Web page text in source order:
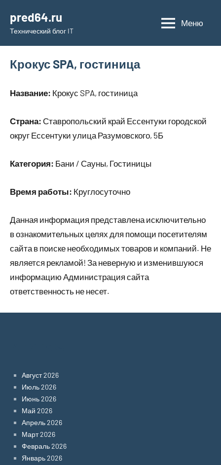
содержимому
pred64.ru
Технический блог IT
Меню
Крокус SPA, гостиница
Название: Крокус SPA, гостиница
Страна: Ставропольский край Ессентуки городской
округ Ессентуки улица Разумовского, 5Б
Категория: Бани / Сауны, Гостиницы
Время работы: Круглосуточно
Данная информация представлена исключительно
в ознакомительных целях для помощи посетителям
сайта в поиске необходимых товаров и компаний. Не
является рекламой! За неверную и изменившуюся
информацию Администрация сайта
ответственность не несет.
Август 2026
Июль 2026
Июнь 2026
Май 2026
Апрель 2026
Март 2026
Февраль 2026
Январь 2026